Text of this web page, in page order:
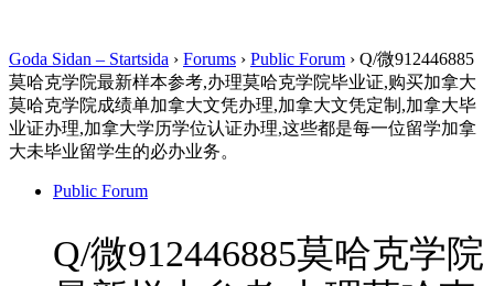
Goda Sidan – Startsida › Forums › Public Forum › Q/微912446885
莫哈克学院最新样本参考,办理莫哈克学院毕业证,购买加拿大
莫哈克学院成绩单加拿大文凭办理,加拿大文凭定制,加拿大毕
业证办理,加拿大学历学位认证办理,这些都是每一位留学加拿
大未毕业留学生的必办业务。
Public Forum
Q/微912446885莫哈克学院